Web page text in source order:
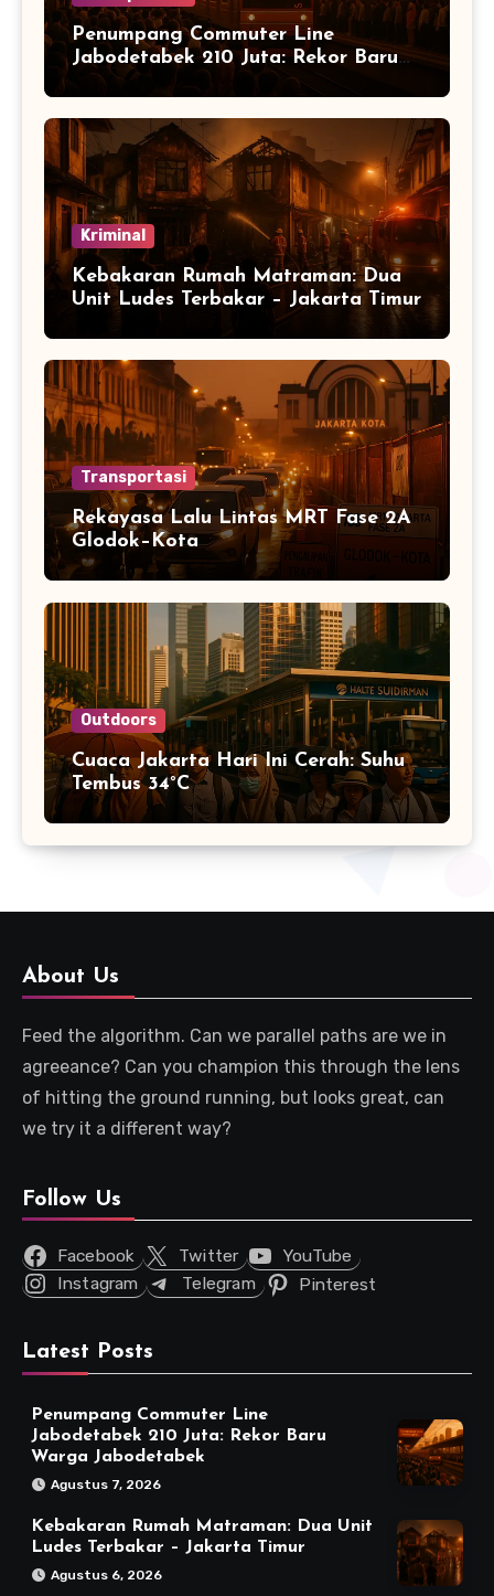
Penumpang Commuter Line
Jabodetabek 210 Juta: Rekor Baru
Warga Jabodetabek
Kriminal
Kebakaran Rumah Matraman: Dua
Unit Ludes Terbakar – Jakarta Timur
Transportasi
Rekayasa Lalu Lintas MRT Fase 2A
Glodok–Kota
Outdoors
Cuaca Jakarta Hari Ini Cerah: Suhu
Tembus 34°C
About Us
Feed the algorithm. Can we parallel paths are we in
agreeance? Can you champion this through the lens
of hitting the ground running, but looks great, can
we try it a different way?
Follow Us
Facebook Twitter
YouTube
Instagram
Telegram Pinterest
Latest Posts
Penumpang Commuter Line
Jabodetabek 210 Juta: Rekor Baru
Warga Jabodetabek
Agustus 7, 2026
Kebakaran Rumah Matraman: Dua Unit
Ludes Terbakar – Jakarta Timur
Agustus 6, 2026